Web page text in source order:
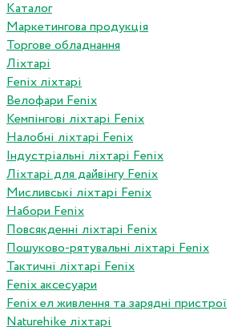
Каталог
Маркетингова продукція
Торгове обладнання
Ліхтарі
Fenix ліхтарі
Велофари Fenix
Кемпінгові ліхтарі Fenix
Налобні ліхтарі Fenix
Індустріальні ліхтарі Fenix
Ліхтарі для дайвінгу Fenix
Мисливські ліхтарі Fenix
Набори Fenix
Повсякденні ліхтарі Fenix
Пошуково-рятувальні ліхтарі Fenix
Тактичні ліхтарі Fenix
Fenix аксесуари
Fenix ел живлення та зарядні пристрої
Naturehike ліхтарі